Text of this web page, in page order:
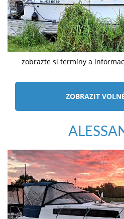
zobrazte si termíny a
ZOBRAZIT